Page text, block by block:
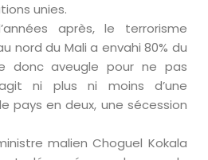
unies.
après, le terrorisme
nord du Mali a envahi 80% du
donc aveugle pour ne pas
ni plus ni moins d’une
pays en deux, une sécession
malien Choguel Kokala